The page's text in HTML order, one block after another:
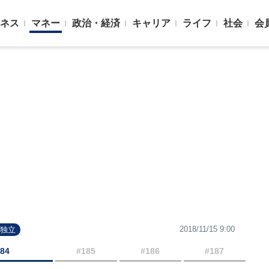
ス マネー 政治・経済 キャリア ライフ 社会 会
立 2018/11/15 9:00
#185 #186 #187